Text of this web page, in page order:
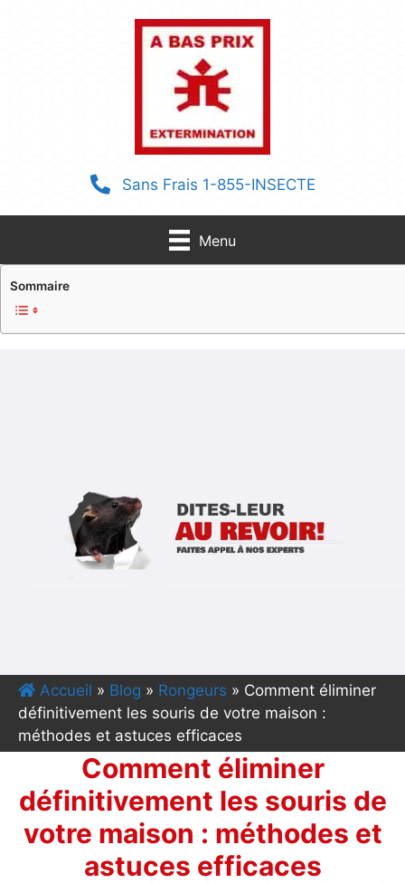
Sans Frais 1-855-INSECTE
Menu
Sommaire
Accueil » Blog » Rongeurs » Comment éliminer
définitivement les souris de votre maison :
méthodes et astuces efficaces
Comment éliminer
définitivement les souris de
votre maison : méthodes et
astuces efficaces